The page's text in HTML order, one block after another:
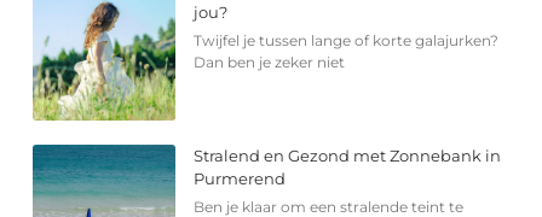
jou?
Twijfel je tussen lange of korte galajurken?
Dan ben je zeker niet
Stralend en Gezond met Zonnebank in
Purmerend
Ben je klaar om een stralende teint te